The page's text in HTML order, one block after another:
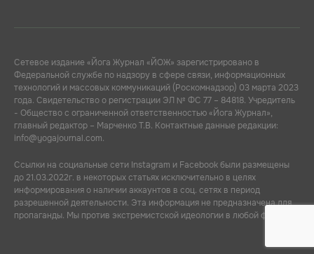
Сетевое издание «Йога Журнал «ЙОЖ» зарегистрировано в
Федеральной службе по надзору в сфере связи, информационных
технологий и массовых коммуникаций (Роскомнадзор) 03 марта 2023
года. Свидетельство о регистрации ЭЛ № ФС 77 – 84818. Учредитель
- Общество с ограниченной ответственностью «Йога Журнал»,
главный редактор – Марченко Т.В. Контактные данные редакции:
info@yogajournal.com.
Ссылки на социальные сети Instagram и Facebook были размещены
до 21.03.2022г. в некоторых статьях исключительно в целях
информирования о наличии аккаунтов в соц. сетях в период
разрешенной деятельности. Эта информация не предназначена для
пропаганды. Мы против экстремистской идеологии в любой форме.